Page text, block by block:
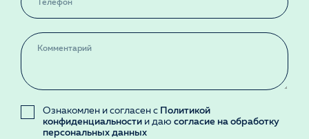
Ознакомлен и согласен с Политикой
конфиденциальности и даю согласие на обработку
персональных данных